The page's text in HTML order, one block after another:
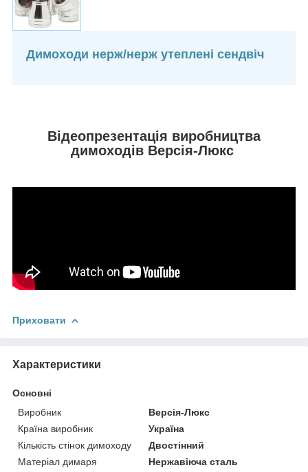
Димоходи нерж/нерж утеплені сендвіч
Відеопрезентація виробництва
димоходів Версія-Люкс
Приховати
Характеристики
Основні
Виробник
Версія-Люкс
Країна виробник
Україна
Кількість стінок димоходу
Двостінний
Матеріал димаря
Нержавіюча сталь